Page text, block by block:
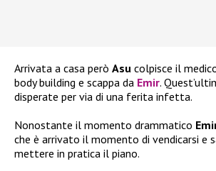
Arrivata a casa però Asu colpisce il
body building e scappa da Emir.
disperate per via di una ferita infetta.
Nonostante il momento drammatico
che è arrivato il momento di vendicarsi e
mettere in pratica il piano.